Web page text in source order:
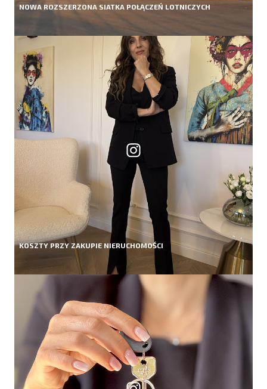
NOWA ROZSZERZONA SIATKA POŁĄCZEŃ LOTNICZYCH
KOSZTY PRZY ZAKUPIE NIERUCHOMOŚCI